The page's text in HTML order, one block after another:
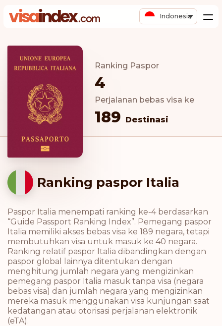
Indonesia
Ranking Paspor
4
Perjalanan bebas visa ke
189 Destinasi
Ranking paspor Italia
Paspor Italia menempati ranking ke-4 berdasarkan
“Guide Passport Ranking Index”. Pemegang paspor
Italia memiliki akses bebas visa ke 189 negara, tetapi
membutuhkan visa untuk masuk ke 40 negara.
Ranking relatif paspor Italia dibandingkan dengan
paspor global lainnya ditentukan dengan
menghitung jumlah negara yang mengizinkan
pemegang paspor Italia masuk tanpa visa (negara
bebas visa) dan jumlah negara yang mengizinkan
mereka masuk menggunakan visa kunjungan saat
kedatangan atau otorisasi perjalanan elektronik
(eTA).